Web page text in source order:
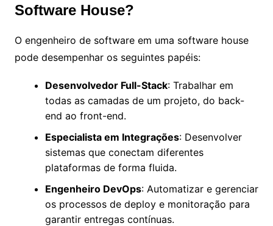
Software House?
O engenheiro de software em uma software house
pode desempenhar os seguintes papéis:
Desenvolvedor Full-Stack: Trabalhar em
todas as camadas de um projeto, do back-
end ao front-end.
Especialista em Integrações: Desenvolver
sistemas que conectam diferentes
plataformas de forma fluida.
Engenheiro DevOps: Automatizar e gerenciar
os processos de deploy e monitoração para
garantir entregas contínuas.